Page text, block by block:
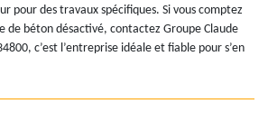
pour des travaux spécifiques. Si vous comptez
de béton désactivé, contactez Groupe Claude
c’est l’entreprise idéale et fiable pour s’en